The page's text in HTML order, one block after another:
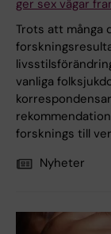
ger sex vägar
Trots att många
vanliga
forsknings till
Nyheter